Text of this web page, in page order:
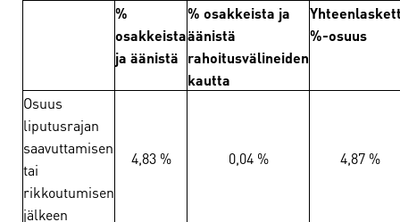
%
osakkeista
ja äänistä
% osakkeista ja
äänistä
rahoitusvälineiden
kautta
%-osuus
Osuus
liputusrajan
saavuttamisen
tai
rikkoutumisen
jälkeen
4,83 % 0,04 % 4,87 %